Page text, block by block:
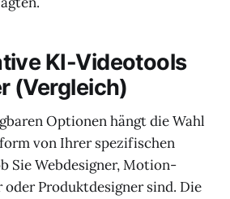
KI-Videotools
(Vergleich)
Optionen hängt die Wahl
von Ihrer spezifischen
Sie Webdesigner, Motion-
Produktdesigner sind. Die